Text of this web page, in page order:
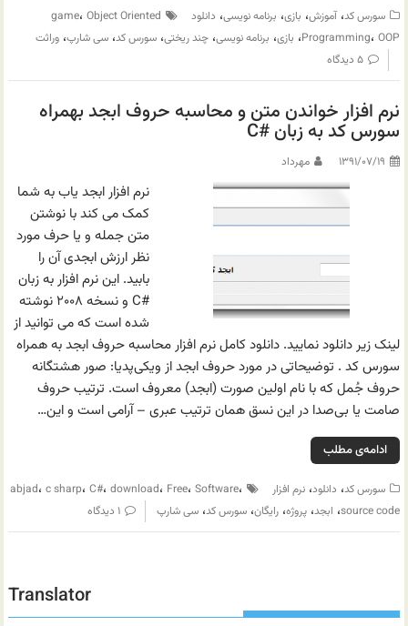
سورس کد،آموزش، بازی، برنامه نویسی، دانلود game، Object Oriented
Programming، OOP ، بازی، برنامه نویسی،چند ریختی،سورس کد،سی شارپ،وراثت
۵ دیدگاه
نرم افزار خواندن متن و محاسبه حروف ابجد بهمراه
سورس کد به زبان #C
۱۳۹۱/۰۷/۱۹ مهرداد
نرم افزار ابجد یاب به شما
کمک می کند با نوشتن
متن جمله و یا حرف مورد
نظر ارزش ابجدی آن را
بابید. این نرم افزار به زبان
#C و نسخه ۲۰۰۸ نوشته
شده است که می توانید از
لینک زیر دانلود نمایید. دانلود کامل نرم افزار محاسبه حروف ابجد به همراه
سورس کد . توضیحاتی در مورد حروف ابجد از ویکی‌پدیا: صور هشتگانه
حروف جُمل که با نام اولین صورت (ابجد) معروف است. ترتیب حروف
صامت یا بی‌صدا در این نسق همان ترتیب عبری – آرامی است و این…
ادامه‌ی مطلب
سورس کد، دانلود،نرم افزار abjad، c sharp، C#، download، Free، Software،
source code، ابجد،پروژه،رایگان،سورس کد،سی شارپ ۱ دیدگاه
Translator